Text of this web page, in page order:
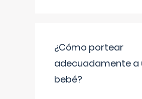
¿Cómo portear
adecuadamente a
bebé?